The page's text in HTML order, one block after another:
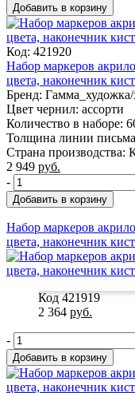
Добавить в корзину
Код: 421920
Набор маркеров
цвета, наконечник
Бренд: Гамма_художка/
Цвет чернил: ассорти
Количество в наборе:
Толщина линии
Страна производства:
2 949 руб.
-
Добавить в корзину
Набор маркеров
цвета, наконечник
Код 421919
2 364 руб.
-
Добавить в корзину